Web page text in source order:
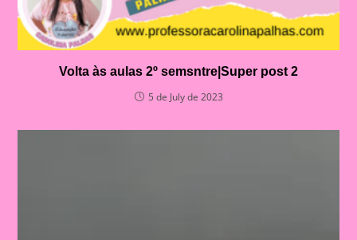
Volta às aulas 2º semsntre|Super post 2
5 de July de 2023